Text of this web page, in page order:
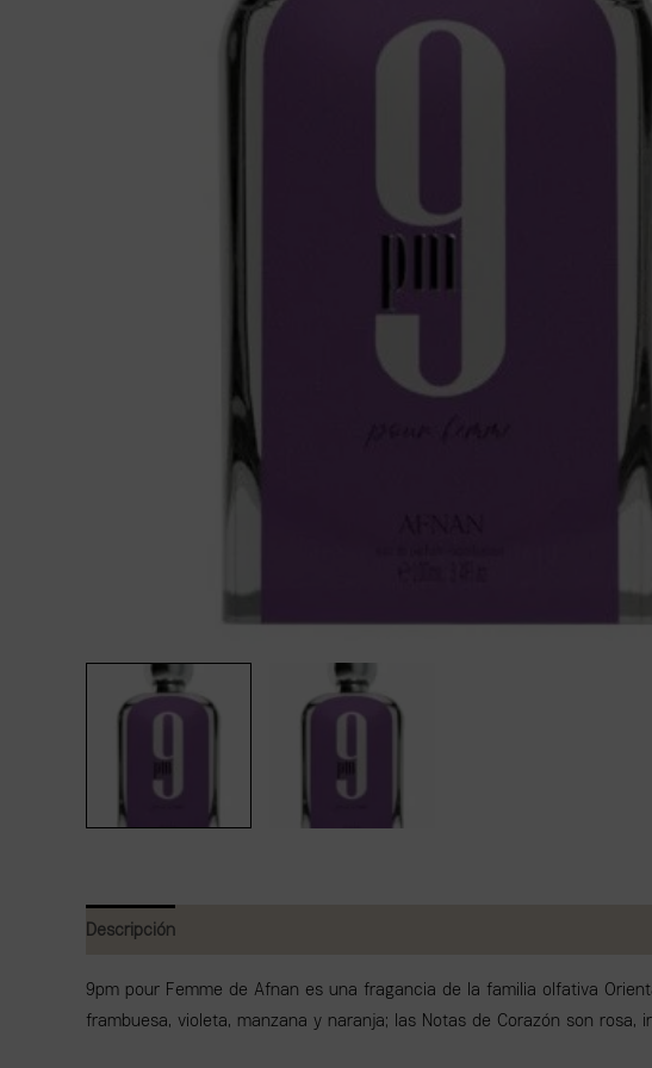
Descripción
9pm pour Femme de Afnan es una fragancia de la familia olfativa
frambuesa, violeta, manzana y naranja; las Notas de Corazón son